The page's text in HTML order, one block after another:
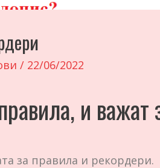
/ 22/06/2022
и важат
за правила и рекордери.